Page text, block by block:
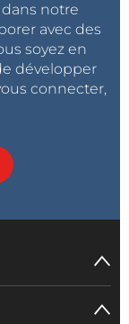
notre
avec des
soyez en
développer
connecter,